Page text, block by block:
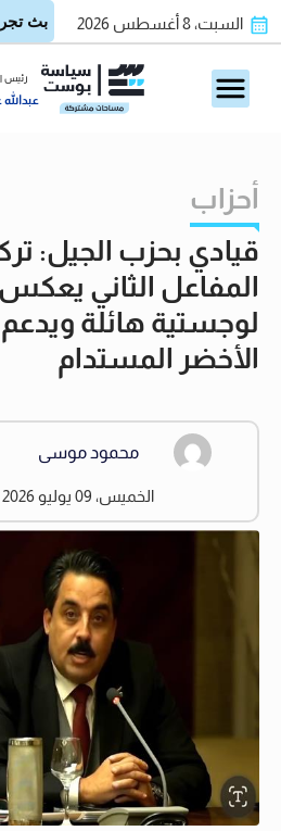
السبت، 8 أغسطس 2026
رئيس
أحزاب
قيادي بحزب الجيل:
المفاعل الثاني
لوجستية هائلة
الأخضر المستدام
محمود موسى
الخميس، 09 يوليو 2026 05:54 مساءً